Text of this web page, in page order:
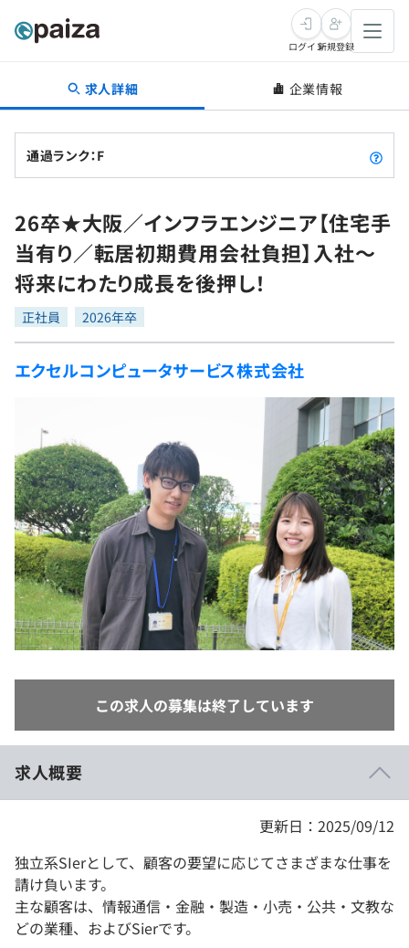
転職・キャリア
転職成功ガイド
転職エージェント
インタビュー
転職成功ガイド
新卒就活
求人検索
本選考
インターン
新卒エージェント
インタビュー
就活成功ガイド
学習
問題集
4択課題
リファレンス
プラン
個人向けプラン
法人向けプラン
学校向けプラン
プログラミング言語
再チャレンジ結果一覧
ゲーム・マンガ
paiza times
note
ログイン新規登録
求人詳細 企業情報
通過ランク：F
26卒★大阪／インフラエンジニア【住宅手
当有り／転居初期費用会社負担】入社〜
将来にわたり成長を後押し！
正社員 2026年卒
エクセルコンピュータサービス株式会社
この求人の募集は終了しています
求人概要
更新日：2025/09/12
独立系SIerとして、顧客の要望に応じてさまざまな仕事を
請け負います。
主な顧客は、情報通信・金融・製造・小売・公共・文教な
どの業種、およびSierです。